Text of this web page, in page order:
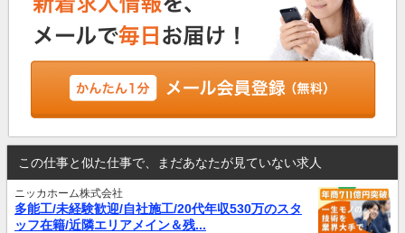
この仕事と似た仕事で、まだあなたが見ていない求人
ニッカホーム株式会社
多能工/未経験歓迎/自社施工/20代年収530万のスタ
ッフ在籍/近隣エリアメイン＆残...